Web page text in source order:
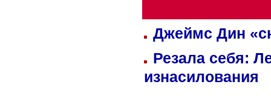
Джеймс Дин
Резала себя:
изнасилования